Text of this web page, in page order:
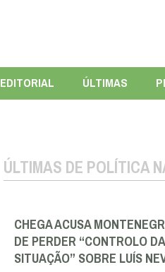
EDITORIAL ÚLTIMAS
ÚLTIMAS DE POLÍTICA
CHEGA ACUSA
DE PERDER “CONTROLO DA
SITUAÇÃO” SOBRE LUÍS